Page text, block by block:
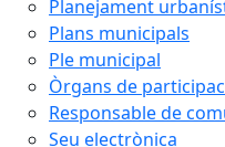
Planejament
Plans municipals
Ple municipal
Òrgans de
Responsable de
Seu electrònica